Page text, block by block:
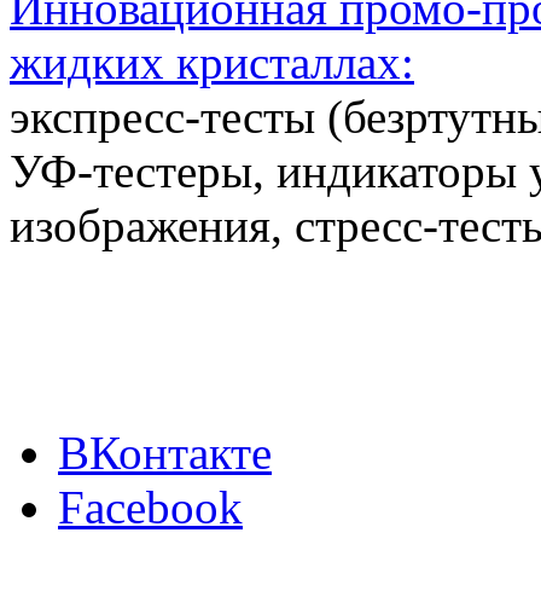
жидких кристаллах:
экспресс-тесты
УФ-тестеры, индикаторы
изображения, стресс-
ВКонтакте
Facebook